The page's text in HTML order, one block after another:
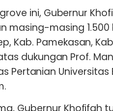
ini, Gubernur
masing-masing
Kab. Pamekasan,
dukungan Prof.
Pertanian
Gubernur Khofifah